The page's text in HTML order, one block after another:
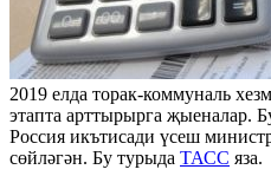
2019 елда торак-коммуналь
этапта арттырырга җыеналар.
Россия икътисади үсеш
сөйләгән. Бу турыда ТАСС яза.